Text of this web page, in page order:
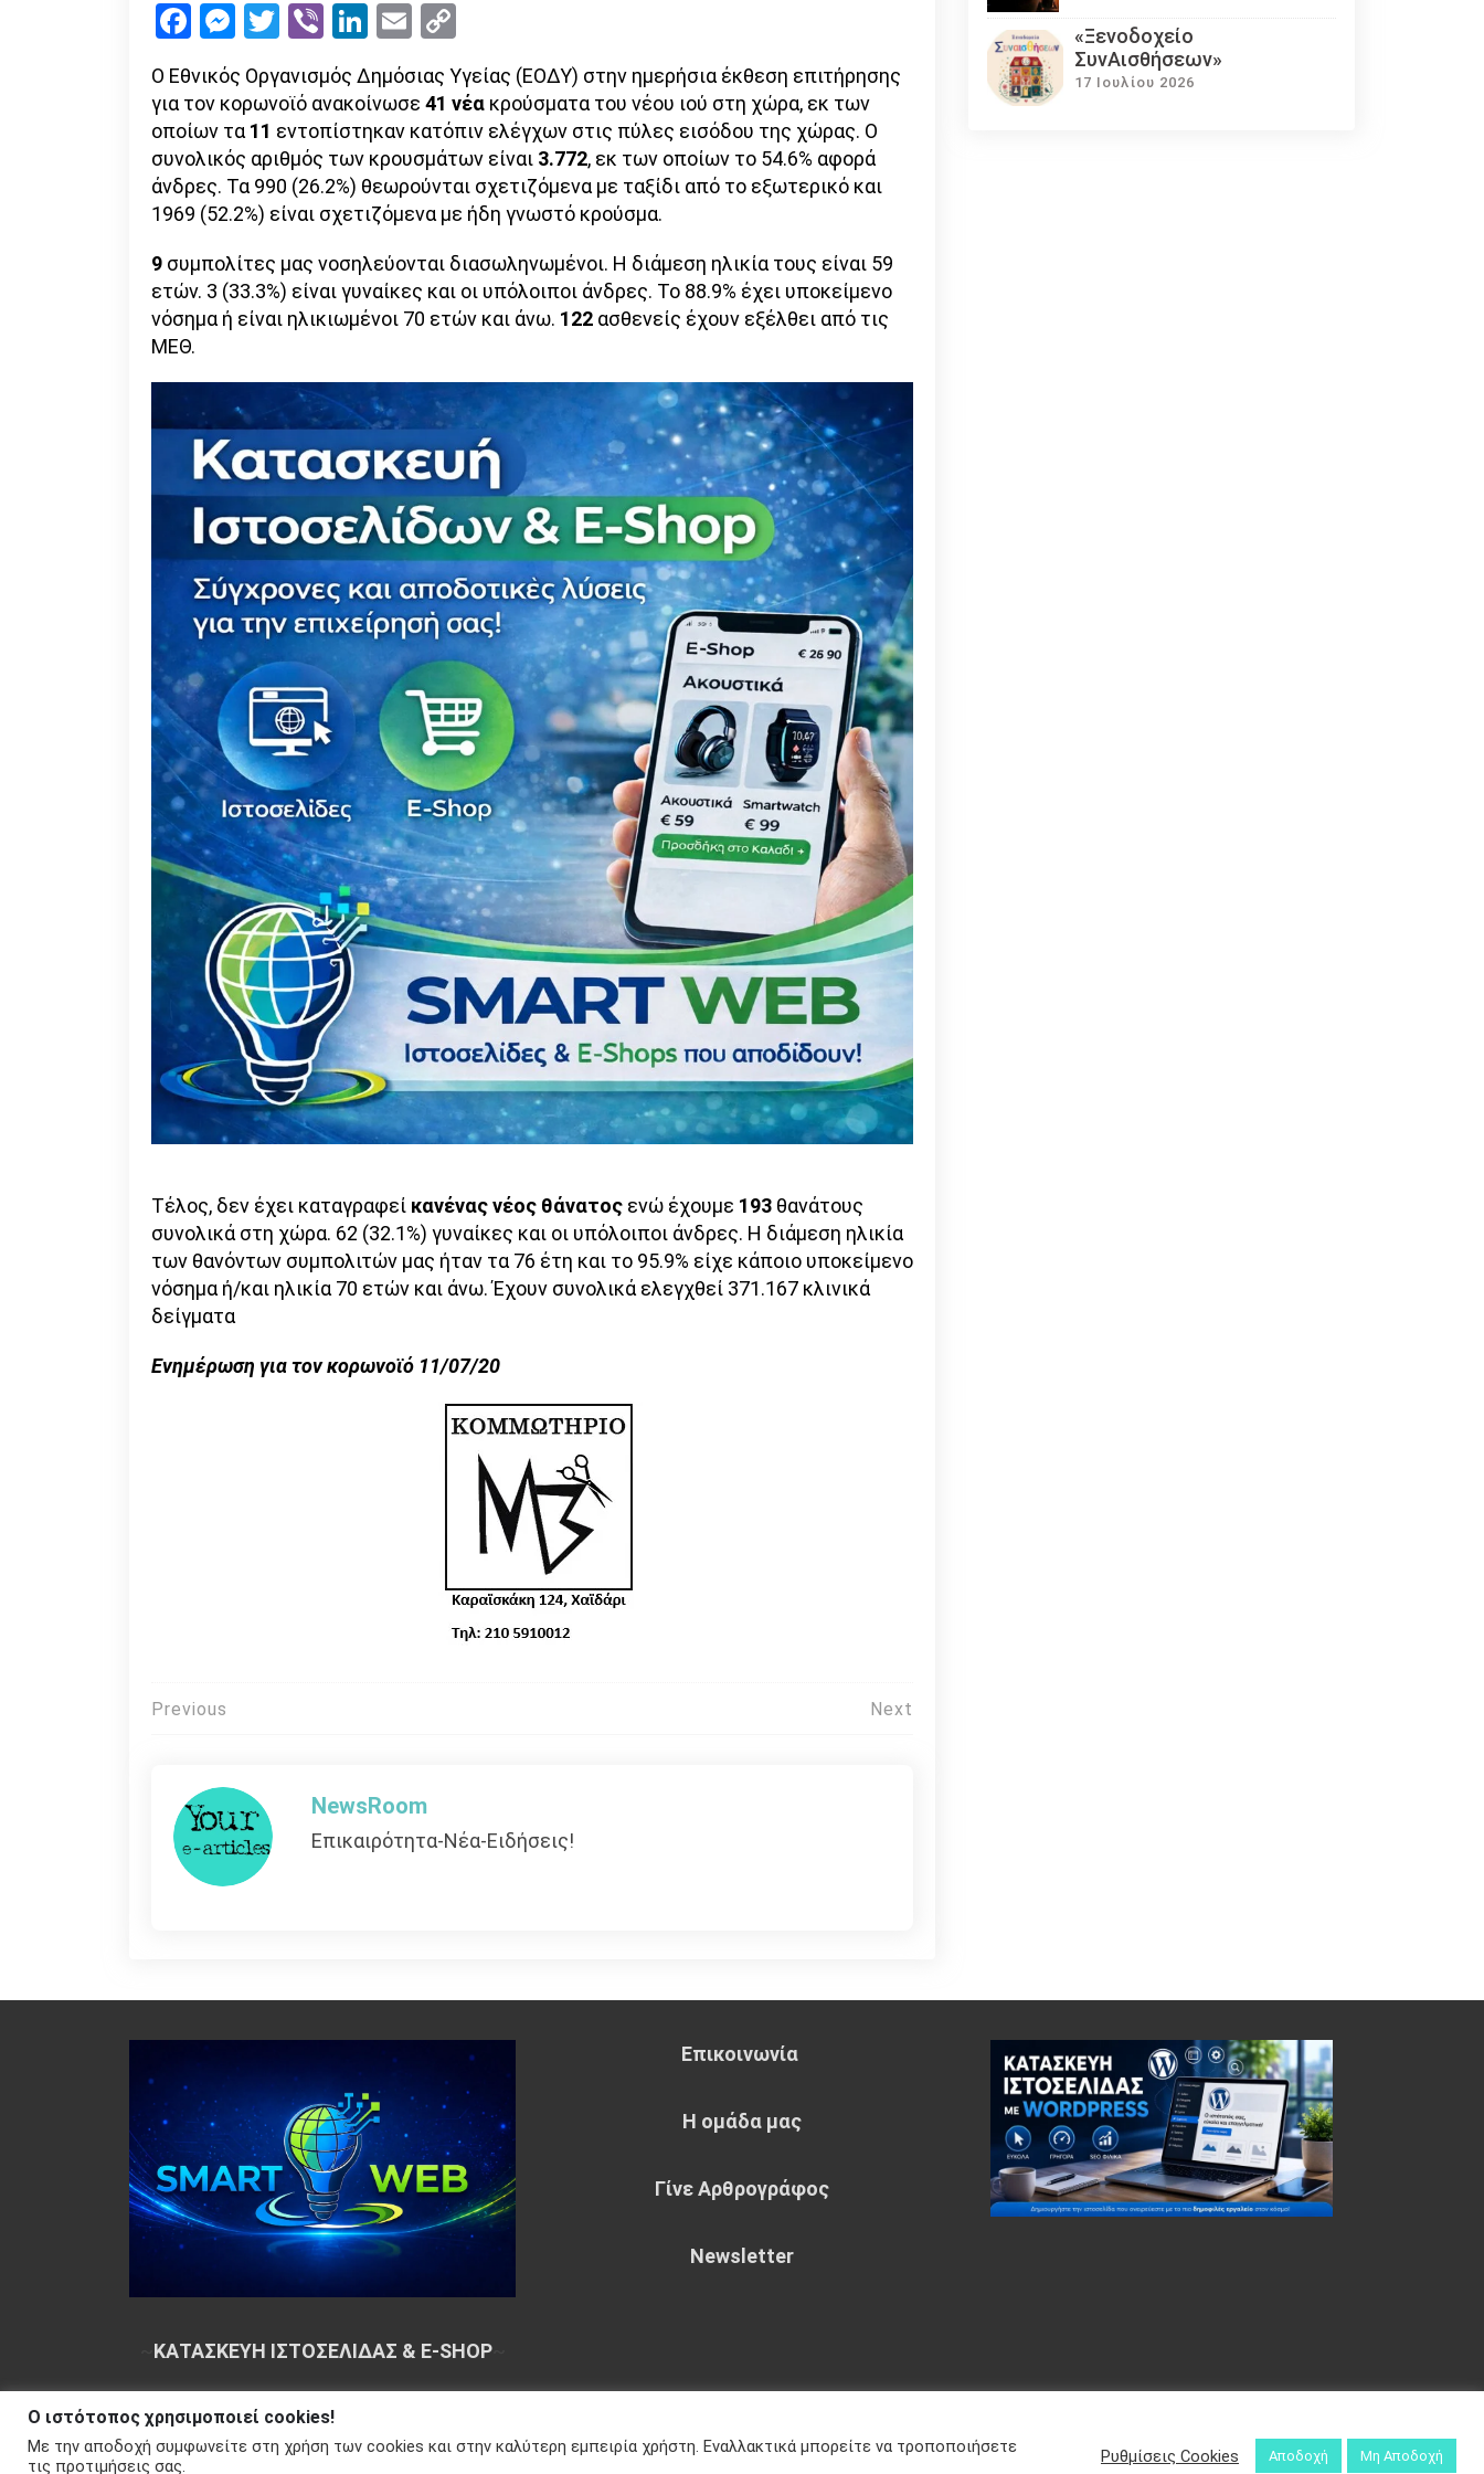
Facebook
Messenger
Twitter
ViberLinkedIn
Email
Link
Ο Εθνικός Οργανισμός Δημόσιας Υγείας (ΕΟΔΥ) στην ημερήσια έκθεση επιτήρησης
για τον κορωνοϊό ανακοίνωσε 41 νέα κρούσματα του νέου ιού στη χώρα, εκ των
οποίων τα 11 εντοπίστηκαν κατόπιν ελέγχων στις πύλες εισόδου της χώρας. Ο
συνολικός αριθμός των κρουσμάτων είναι 3.772, εκ των οποίων το 54.6% αφορά
άνδρες. Τα 990 (26.2%) θεωρούνται σχετιζόμενα με ταξίδι από το εξωτερικό και
1969 (52.2%) είναι σχετιζόμενα με ήδη γνωστό κρούσμα.
9 συμπολίτες μας νοσηλεύονται διασωληνωμένοι. Η διάμεση ηλικία τους είναι 59
ετών. 3 (33.3%) είναι γυναίκες και οι υπόλοιποι άνδρες. To 88.9% έχει υποκείμενο
νόσημα ή είναι ηλικιωμένοι 70 ετών και άνω. 122 ασθενείς έχουν εξέλθει από τις
ΜΕΘ.
Τέλος, δεν έχει καταγραφεί κανένας νέος θάνατος ενώ έχουμε 193 θανάτους
συνολικά στη χώρα. 62 (32.1%) γυναίκες και οι υπόλοιποι άνδρες. Η διάμεση ηλικία
των θανόντων συμπολιτών μας ήταν τα 76 έτη και το 95.9% είχε κάποιο υποκείμενο
νόσημα ή/και ηλικία 70 ετών και άνω. Έχουν συνολικά ελεγχθεί 371.167 κλινικά
δείγματα
Ενημέρωση για τον κορωνοϊό 11/07/20
Πλοήγηση
Previous Next
NewsRoom
Επικαιρότητα-Νέα-Ειδήσεις!
«Ξενοδοχείο
ΣυνΑισθήσεων»
17 Ιουλίου 2026
ΚΑΤΑΣΚΕΥΗ ΙΣΤΟΣΕΛΙΔΑΣ & E-SHOP~
Επικοινωνία
Η ομάδα μας
Γίνε Αρθρογράφος
Newsletter
Copyright © 2026 Your e-articles - WordPress Theme : by Sparkle Themes
Πολιτική
Απορρήτου
Ο ιστότοπος χρησιμοποιεί cookies!
Με την αποδοχή συμφωνείτε στη χρήση των cookies και στην καλύτερη εμπειρία χρήστη. Εναλλακτικά μπορείτε να τροποποιήσετε
τις προτιμήσεις σας.
Ρυθμίσεις Cookies Αποδοχή Μη Αποδοχή